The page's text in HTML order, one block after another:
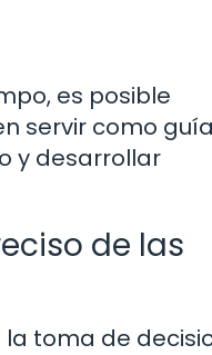
es posible
servir como
y desarrollar
de las
toma de